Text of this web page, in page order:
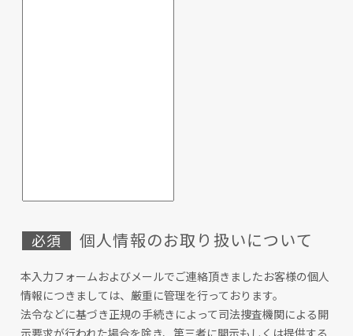
個人情報のお取り扱いについて
本入力フォームおよびメールでご連絡頂きましたお客様の個人
情報につきましては、厳重に管理を行っております。
法令などに基づき正規の手続きによって司法捜査機関による開
示要求が行われた場合を除き、第三者に開示もしくは提供する